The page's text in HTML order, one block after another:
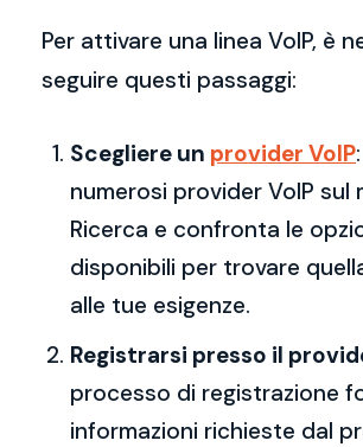
Per attivare una linea VoIP, è
seguire questi passaggi:
Scegliere un provider VoIP
numerosi provider VoIP sul
Ricerca e confronta le
disponibili per trovare
alle tue esigenze.
Registrarsi presso il
processo di registrazione
informazioni richieste dal